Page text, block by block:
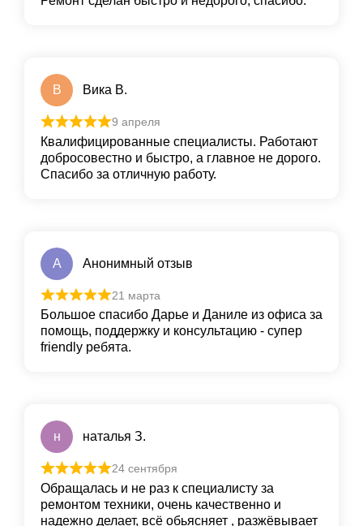
В Вика В.
9 апреля
Квалифицированные специалисты. Работают
добросовестно и быстро, а главное не дорого.
Спасибо за отличную работу.
А Анонимный отзыв
21 марта
Большое спасибо Дарье и Даниле из офиса за
помощь, поддержку и консультацию - супер
friendly ребята.
н наталья З.
24 сентября
Обращалась и не раз к специалисту за
ремонтом техники, очень качественно и
надежно делает, всё обьясняет , разжёвывает